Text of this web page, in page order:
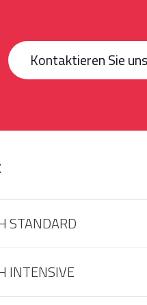
Kontaktieren Sie uns
STANDARD
INTENSIVE